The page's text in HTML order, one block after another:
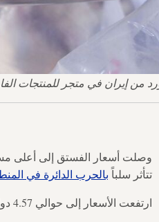
للمنتجات الفارسية في إمارة دبي الخليجية في 10
وصلت أسعار الفستق إلى أعلى
تتأثر سلباًبالحرب الدائرة في
ارتفعت الأسعار إلى حوالي 4.57 دولارًا للرطل في مارس، وهو أعلى مستوى لها منذ عام 2018، وفقًا لشركة البيانات Expana.